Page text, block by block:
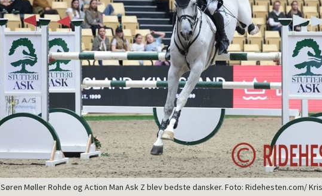
Søren Møller Rohde og Action Man Ask Z blev bedste dansker. Foto: Ridehesten.com/